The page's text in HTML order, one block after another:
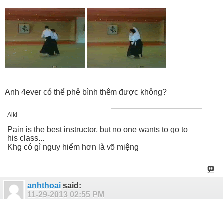
Anh 4ever có thể phê bình thêm được không?
Aiki
Pain is the best instructor, but no one wants to go to
his class...
Khg có gì nguy hiểm hơn là võ miệng
anhthoai said:
11-29-2013 02:55 PM